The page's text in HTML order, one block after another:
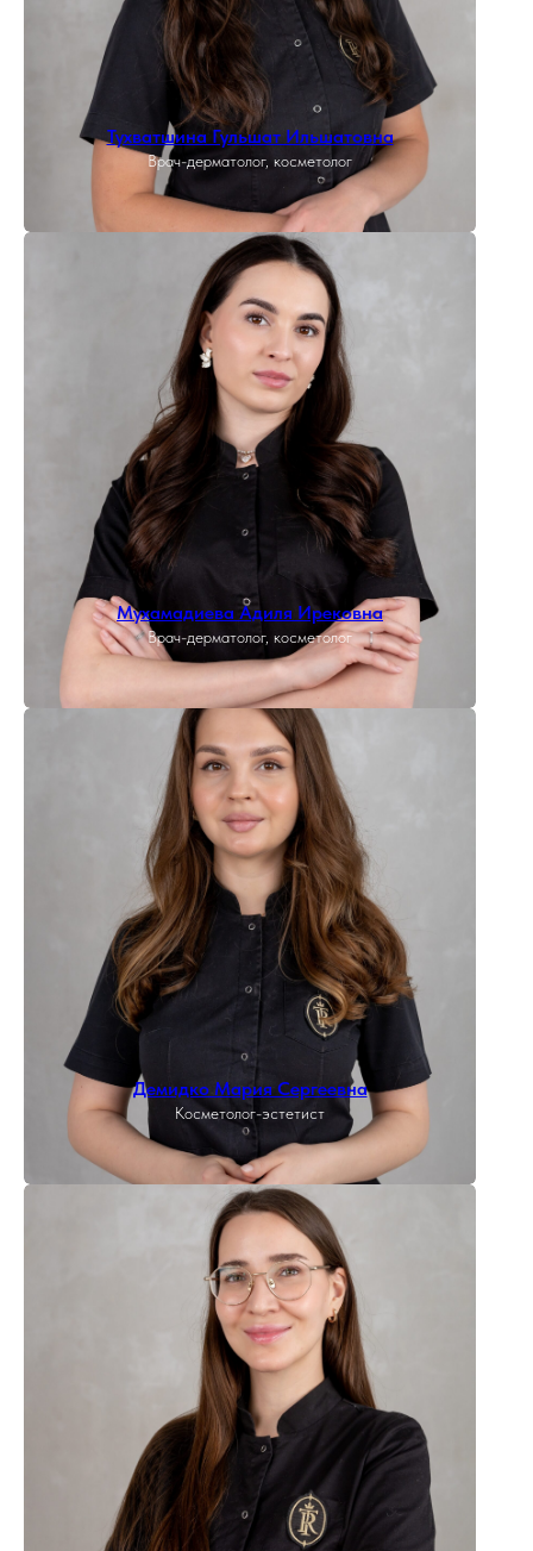
Тухватшина Гульшат Ильшатовна
Врач-дерматолог, косметолог
Мухамадиева Адиля Ирековна
Врач-дерматолог, косметолог
Демидко Мария Сергеевна
Косметолог-эстетист